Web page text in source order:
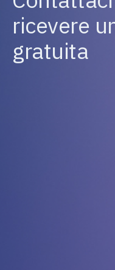
ricevere
gratuita